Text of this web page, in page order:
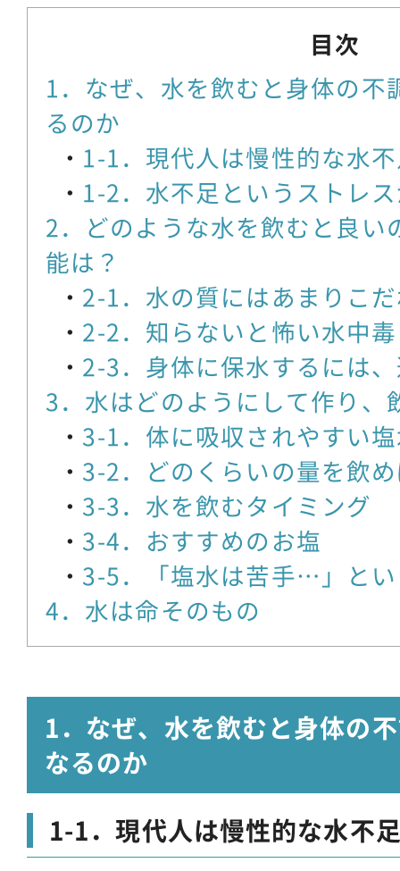
目次
1．なぜ、水を飲むと身体の不
るのか
1-1．現代人は慢性的な水
1-2．水不足というストレ
2．どのような水を飲むと良い
能は？
2-1．水の質にはあまりこ
2-2．知らないと怖い水中毒
2-3．身体に保水するには
3．水はどのようにして作り、
3-1．体に吸収されやすい
3-2．どのくらいの量を飲
3-3．水を飲むタイミング
3-4．おすすめのお塩
3-5．「塩水は苦手…」と
4．水は命そのもの
1．なぜ、水を飲むと身体の
なるのか
1-1．現代人は慢性的な水不